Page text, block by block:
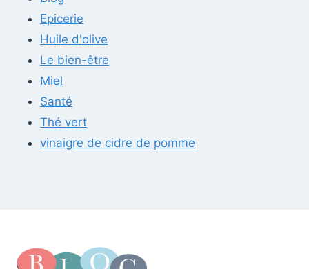
Epicerie
Huile d'olive
Le bien-être
Miel
Santé
Thé vert
vinaigre de cidre de pomme